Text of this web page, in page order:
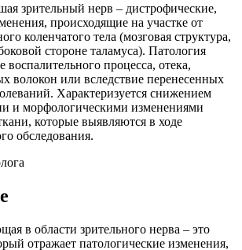
зрительный нерв – дистрофические,
происходящие на участке от
коленчатого тела (мозговая структура,
стороне таламуса). Патология
воспалительного процесса, отека,
волокон или вследствие перенесенных
Характеризуется снижением
и морфологическими изменениями
которые выявляются в ходе
обследования.
в области зрительного нерва – это
отражает патологические изменения,